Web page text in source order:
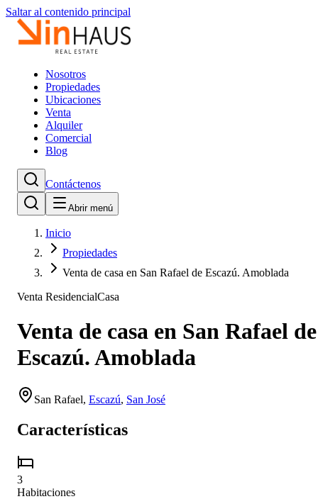
Saltar al contenido principal
Nosotros
Propiedades
Ubicaciones
Venta
Alquiler
Comercial
Blog
Contáctenos
Abrir menú
Inicio
Propiedades
Venta de casa en San Rafael de Escazú. Amoblada
Venta ResidencialCasa
Venta de casa en San Rafael de
Escazú. Amoblada
San Rafael, Escazú, San José
Características
3
Habitaciones